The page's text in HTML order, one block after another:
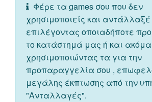
Φέρε τα games σου που δεν
χρησιμοποιείς και
επιλέγοντας οποιαδήποτε
το κατάστημά μας ή και ακόμα
χρησιμοποιώντας τα για την
προπαραγγελία σου ,
μεγάλης έκπτωσης από την
"Ανταλλαγές".